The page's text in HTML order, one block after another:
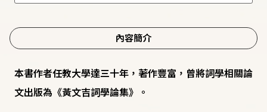
內容簡介
本書作者任教大學達三十年，著作豐富，曾將詞學相關論
文出版為《黃文吉詞學論集》。